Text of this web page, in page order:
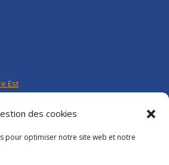
des cookies
pour optimiser notre site web et notre
Est